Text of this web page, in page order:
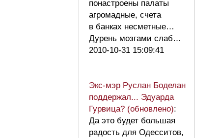
понастроены палаты
агромадные, счета
в банках несметные…
Дурень мозгами слаб…
2010-10-31 15:09:41
Экс-мэр Руслан Боделан
поддержал... Эдуарда
Гурвица? (обновлено):
Да это будет большая
радость для Одесситов,